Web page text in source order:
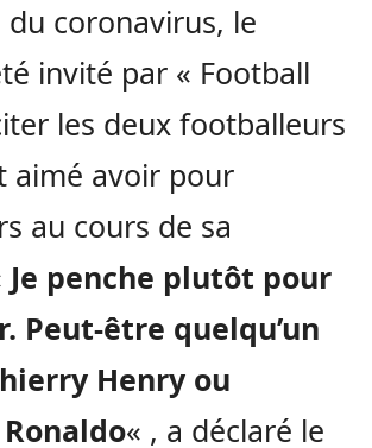
du coronavirus, le
invité par « Football
les deux footballeurs
aimé avoir pour
au cours de sa
Je penche plutôt pour
Peut-être quelqu’un
Henry ou
« , a déclaré le